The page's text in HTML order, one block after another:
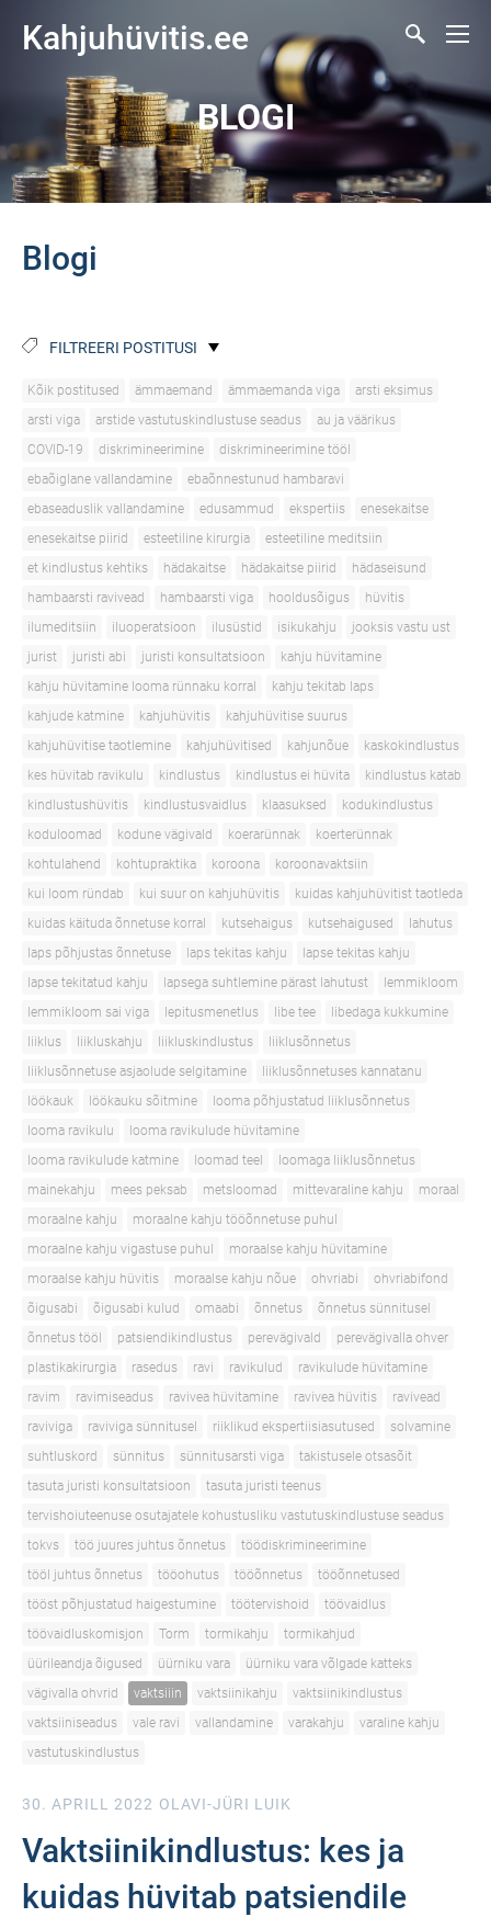
Kahjuhüvitis.ee
BLOGI
Blogi
FILTREERI POSTITUSI
Kõik postitused ämmaemand ämmaemanda viga
arsti eksimus
arsti viga
arstide vastutuskindlustuse seadus
au ja väärikus
COVID-19
diskrimineerimine
diskrimineerimine tööl
ebaõiglane vallandamine
ebaõnnestunud hambaravi
ebaseaduslik vallandamine
edusammud ekspertiis
enesekaitse
enesekaitse piirid
esteetiline kirurgia
esteetiline meditsiin
et kindlustus kehtiks
hädakaitse hädakaitse piirid
hädaseisund
hambaarsti ravivead
hambaarsti viga hooldusõigus
hüvitis
ilumeditsiin
iluoperatsioon ilusüstid isikukahju
jooksis vastu ust
jurist
juristi abi juristi konsultatsioon
kahju hüvitamine
kahju hüvitamine looma rünnaku korral
kahju tekitab laps
kahjude katmine
kahjuhüvitis
kahjuhüvitise suurus
kahjuhüvitise taotlemine
kahjuhüvitised kahjunõue
kaskokindlustus
kes hüvitab ravikulu
kindlustus kindlustus ei hüvita
kindlustus katab
kindlustushüvitis
kindlustusvaidlus klaasuksed
kodukindlustus
koduloomad
kodune vägivald koerarünnak
koerterünnak
kohtulahend
kohtupraktika koroona
koroonavaktsiin
kui loom ründab
kui suur on kahjuhüvitis
kuidas kahjuhüvitist taotleda
kuidas käituda õnnetuse korral
kutsehaigus kutsehaigused
lahutus
laps põhjustas õnnetuse
laps tekitas kahju
lapse tekitas kahju
lapse tekitatud kahju
lapsega suhtlemine pärast lahutust
lemmikloom
lemmikloom sai viga
lepitusmenetlus libe tee
libedaga kukkumine
liiklus
liikluskahju liikluskindlustus
liiklusõnnetus
liiklusõnnetuse asjaolude selgitamine
liiklusõnnetuses kannatanu
löökauk
löökauku sõitmine
looma põhjustatud liiklusõnnetus
looma ravikulu
looma ravikulude hüvitamine
looma ravikulude katmine
loomad teel
loomaga liiklusõnnetus
mainekahju
mees peksab metsloomad mittevaraline kahju
moraal
moraalne kahju
moraalne kahju tööõnnetuse puhul
moraalne kahju vigastuse puhul
moraalse kahju hüvitamine
moraalse kahju hüvitis
moraalse kahju nõue ohvriabi
ohvriabifond
õigusabi
õigusabi kulud omaabi õnnetus
õnnetus sünnitusel
õnnetus tööl
patsiendikindlustus perevägivald
perevägivalla ohver
plastikakirurgia
rasedus ravi ravikulud
ravikulude hüvitamine
ravim
ravimiseadus ravivea hüvitamine ravivea hüvitis
ravivead
raviviga
raviviga sünnitusel riiklikud ekspertiisiasutused
solvamine
suhtluskord
sünnitus sünnitusarsti viga
takistusele otsasõit
tasuta juristi konsultatsioon
tasuta juristi teenus
tervishoiuteenuse osutajatele kohustusliku vastutuskindlustuse seadus
tokvs
töö juures juhtus õnnetus
töödiskrimineerimine
tööl juhtus õnnetus
tööohutus tööõnnetus
tööõnnetused
tööst põhjustatud haigestumine
töötervishoid
töövaidlus
töövaidluskomisjon
Torm tormikahju
tormikahjud
üürileandja õigused
üürniku vara
üürniku vara võlgade katteks
vägivalla ohvrid
vaktsiiin vaktsiinikahju
vaktsiinikindlustus
vaktsiiniseadus
vale ravi vallandamine varakahju
varaline kahju
vastutuskindlustus
30. APRILL 2022 OLAVI-JÜRI LUIK
Vaktsiinikindlustus: kes ja
kuidas hüvitab patsiendile